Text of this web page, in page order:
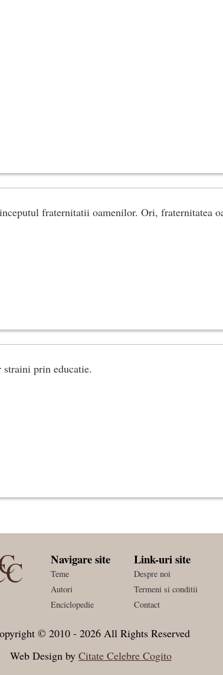
fraternitatii oamenilor. Ori, fraternitatea
prin educatie.
Navigare site
Teme
Autori
Enciclopedie
Link-uri site
Despre noi
Termeni si conditii
Contact
© 2010 - 2026 All Rights Reserved
Web Design by Citate Celebre Cogito